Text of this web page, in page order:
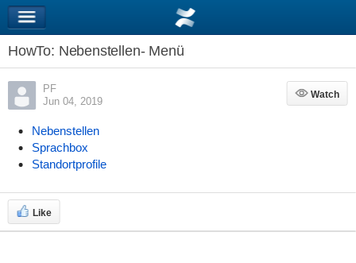
HowTo: Nebenstellen- Menü
PF
Jun 04, 2019
Watch
Watch
Nebenstellen
Sprachbox
Standortprofile
Like